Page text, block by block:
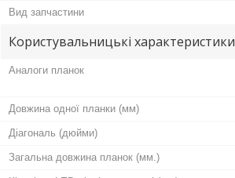
Вид запчастини
Користувальницькі характеристики
Аналоги планок
Довжина одної планки (мм)
Діагональ (дюйми)
Загальна довжина планок (мм.)